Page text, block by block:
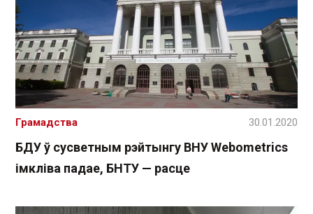
БДУ ў сусветным рэйтынгу ВНУ Webometrics
імкліва падае, БНТУ — расце
Грамадства 30.01.2020